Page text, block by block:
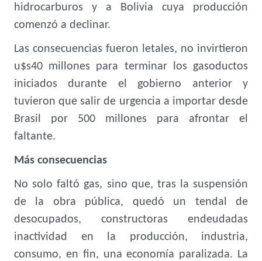
hidrocarburos y a Bolivia cuya producción
comenzó a declinar.
Las consecuencias fueron letales, no invirtieron
u$s40 millones para terminar los gasoductos
iniciados durante el gobierno anterior y
tuvieron que salir de urgencia a importar desde
Brasil por 500 millones para afrontar el
faltante.
Más consecuencias
No solo faltó gas, sino que, tras la suspensión
de la obra pública, quedó un tendal de
desocupados, constructoras endeudadas
inactividad en la producción, industria,
consumo, en fin, una economía paralizada. La